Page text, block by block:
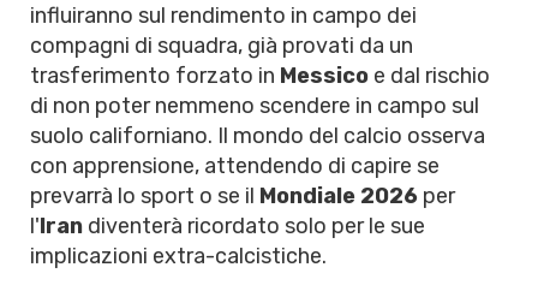
influiranno sul rendimento in campo dei
compagni di squadra, già provati da un
trasferimento forzato in Messico e dal rischio
di non poter nemmeno scendere in campo sul
suolo californiano. Il mondo del calcio osserva
con apprensione, attendendo di capire se
prevarrà lo sport o se il Mondiale 2026 per
l'Iran diventerà ricordato solo per le sue
implicazioni extra-calcistiche.